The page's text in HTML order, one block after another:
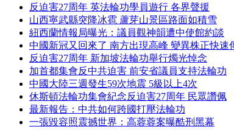
反迫害27周年 英法輪功學員遊行 各界聲援
山西寧武縣突降冰雹 蘆芽山景區路面如積雪
紐西蘭情報局曝光：議員觀神韻遭中使館約談
中國新冠又回來了 南方出現高峰 變異株正快速
反迫害27周年 新加坡法輪功舉行燭光悼念
加首都集會反中共迫害 前安省議員支持法輪功
中國大陸三週發生59次地震 5級以上4次
休斯頓法輪功集會紀念反迫害27周年 民眾讚佩
最新報告：中共如何跨國打壓法輪功
一張毀容照震撼世界：高蓉蓉案曝酷刑黑幕